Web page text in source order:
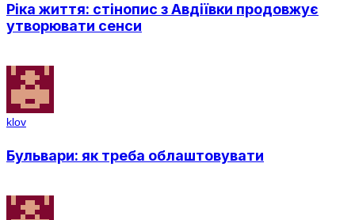
Ріка життя: стінопис з Авдіївки продовжує
утворювати сенси
klov
Бульвари: як треба облаштовувати